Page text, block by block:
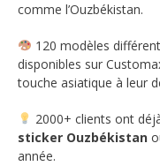
comme l’Ouzbékistan.
120 modèles
disponibles sur
touche asiatique à leur
2000+ clients ont
sticker Ouzbékistan
année.